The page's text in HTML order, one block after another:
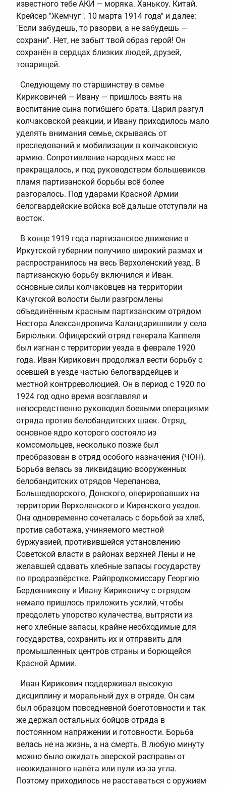
известного тебе АКИ — моряка. Ханькоу. Китай.
Крейсер "Жемчуг". 10 марта 1914 года" и далее:
"Если забудешь, то разорви, а не забудешь —
сохрани". Нет, не забыт твой образ герой! Он
сохранён в сердцах близких людей, друзей,
товарищей.
Следующему по старшинству в семье
Кириковичей — Ивану — пришлось взять на
воспитание сына погибшего брата. Царил разгул
колчаковской реакции, и Ивану приходилось мало
уделять внимания семье, скрываясь от
преследований и мобилизации в колчаковскую
армию. Сопротивление народных масс не
прекращалось, и под руководством большевиков
пламя партизанской борьбы всё более
разгоралось. Под ударами Красной Армии
белогвардейские войска всё дальше отступали на
восток.
В конце 1919 года партизанское движение в
Иркутской губернии получило широкий размах и
распространилось на весь Верхоленский уезд. В
партизанскую борьбу включился и Иван.
основные силы колчаковцев на территории
Качугской волости были разгромлены
объединённым красным партизанским отрядом
Нестора Александровича Каландаришвили у села
Бирюльки. Офицерский отряд генерала Каппеля
был изгнан с территории уезда в феврале 1920
года. Иван Кирикович продолжал вести борьбу с
осевшей в уезде частью белогвардейцев и
местной контрреволюцией. Он в период с 1920 по
1924 год одно время возглавлял и
непосредственно руководил боевыми операциями
отряда против белобандитских шаек. Отряд,
основное ядро которого состояло из
комсомольцев, несколько позже был
преобразован в отряд особого назначения (ЧОН).
Борьба велась за ликвидацию вооруженных
белобандитских отрядов Черепанова,
Большедворского, Донского, оперировавших на
территории Верхоленского и Киренского уездов.
Она одновременно сочеталась с борьбой за хлеб,
против саботажа, учиняемого местной
буржуазией, противившейся установлению
Советской власти в районах верхней Лены и не
желавшей сдавать хлебные запасы государству
по продразвёрстке. Райпродкомиссару Георгию
Берденникову и Ивану Кириковичу с отрядом
немало пришлось приложить усилий, чтобы
преодолеть упорство кулачества, вытрясти из
него хлебные запасы, крайне необходимые для
государства, сохранить их и отправить для
промышленных центров страны и борющейся
Красной Армии.
Иван Кирикович поддерживал высокую
дисциплину и моральный дух в отряде. Он сам
был образцом повседневной боеготовности и так
же держал остальных бойцов отряда в
постоянном напряжении и готовности. Борьба
велась не на жизнь, а на смерть. В любую минуту
можно было ожидать зверской расправы от
неожиданного налёта или пули из-за угла.
Поэтому приходилось не расставаться с оружием